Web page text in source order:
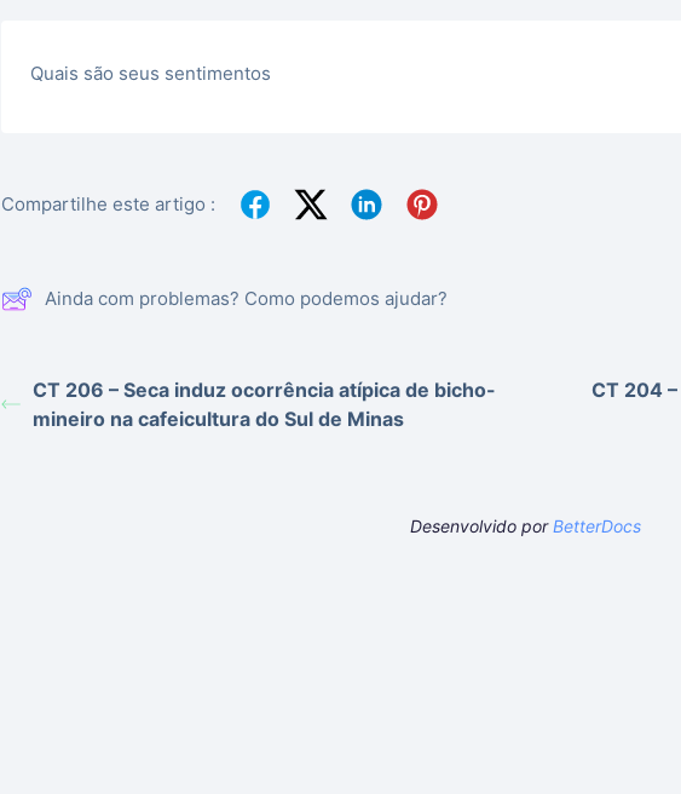
Quais são seus sentimentos
Compartilhe este artigo :
Ainda com problemas? Como podemos ajudar?
CT 206 – Seca induz ocorrência atípica de bicho-
mineiro na cafeicultura do Sul de Minas
CT 204
Desenvolvido porBetterDocs